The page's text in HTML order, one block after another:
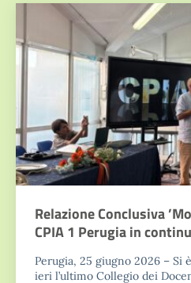
Relazione Conclusiva
CPIA 1 Perugia in
Perugia, 25 giugno 2026 – Si
ieri l’ultimo Collegio dei